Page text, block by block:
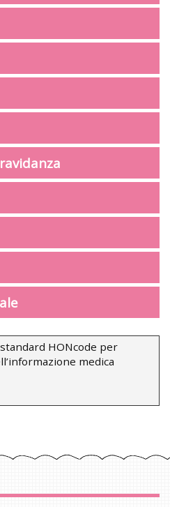
HONcode per
medica